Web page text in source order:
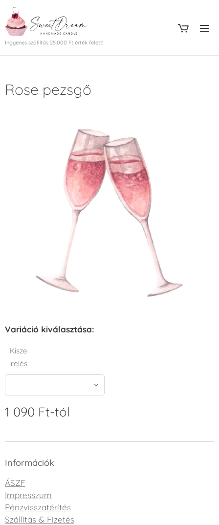
Ingyenes szállítás 25.000 Ft érték felett!
Rose pezsgő
Variáció kiválasztása:
Kisze
relés
1 090 Ft-tól
Információk
ÁSZF
Impresszum
Pénzvisszatérítés
Szállítás & Fizetés